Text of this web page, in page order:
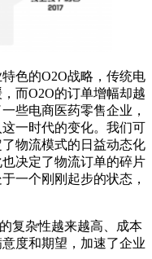
色的O2O战略，传统电
而O2O的订单增幅却越
些电商医药零售企业，
一时代的变化。我们可
物流模式的日益动态化
决定了物流订单的碎片
一个刚刚起步的状态，
复杂性越来越高、成本
度和期望，加速了企业